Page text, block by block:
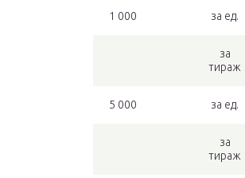
1 000 за ед.
за
тираж
5 000 за ед.
за
тираж